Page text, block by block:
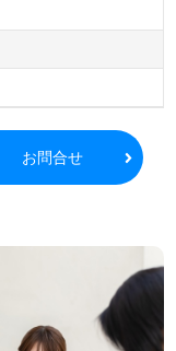
棟、医療型療養
院様！◎
、これから看護
幅広い年代層の
の働きやすい環
イント！『患者様
がいを感じなが
きたい』等の方
タントよりご案
します。
員/パート求人探
お問合せ